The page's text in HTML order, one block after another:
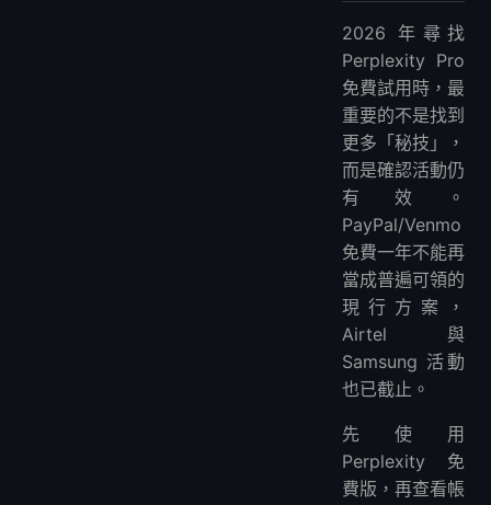
2026 年尋找
Perplexity Pro
免費試用時，最
重要的不是找到
更多「秘技」，
而是確認活動仍
有效。
PayPal/Venmo
免費一年不能再
當成普遍可領的
現行方案，
Airtel 與
Samsung 活動
也已截止。
先使用
Perplexity 免
費版，再查看帳